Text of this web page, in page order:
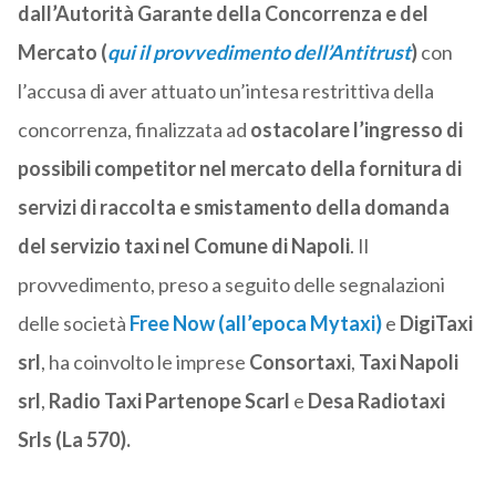
dall’Autorità Garante della Concorrenza e del
Mercato (qui il provvedimento dell’Antitrust)con
l’accusa di aver attuato un’intesa restrittiva della
concorrenza, finalizzata ad ostacolare l’ingresso di
possibili competitor nel mercato della fornitura di
servizi di raccolta e smistamento della domanda
del servizio taxi nel Comune di Napoli. Il
provvedimento, preso a seguito delle segnalazioni
delle società Free Now(all’epoca Mytaxi)e DigiTaxi
srl, ha coinvolto le imprese Consortaxi, Taxi Napoli
srl, Radio Taxi Partenope Scarl e Desa Radiotaxi
Srls (La 570).